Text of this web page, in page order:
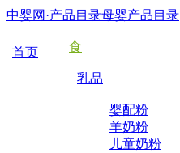
中婴网·产品目录母婴产品目录
首页 食
乳品
婴配粉
羊奶粉
儿童奶粉